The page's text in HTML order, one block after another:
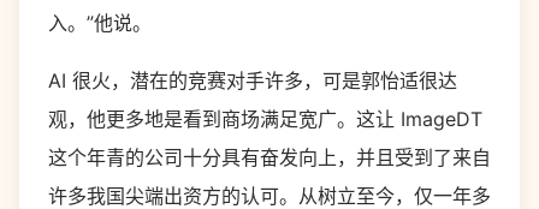
入。”他说。
AI 很火，潜在的竞赛对手许多，可是郭怡适很达
观，他更多地是看到商场满足宽广。这让 ImageDT
这个年青的公司十分具有奋发向上，并且受到了来自
许多我国尖端出资方的认可。从树立至今，仅一年多